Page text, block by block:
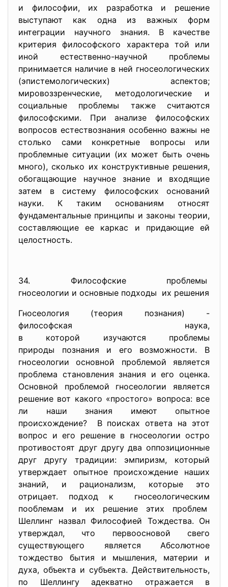
и философии, их разработка и решение
выступают как одна из важных форм
интеграции научного знания. В качестве
критерия философского характера той или
иной естественно-научной проблемы
принимается наличие в ней гносеологических
(эпистемологических) аспектов;
мировоззренческие, методологические и
социальные проблемы также считаются
философскими. При анализе философских
вопросов естествознания особенно важны не
столько сами конкретные вопросы или
проблемные ситуации (их может быть очень
много), сколько их конструктивные решения,
обогащающие научное знание и входящие
затем в систему философских оснований
науки. К таким основаниям относят
фундаментальные принципы и законы теории,
составляющие ее каркас и придающие ей
целостность.
34. Философские проблемы
гносеологии и основные подходы их решения
Гносеология (теория познания) -
философская наука,
в которой изучаются проблемы
природы познания и его возможности. В
гносеологии основной проблемой является
проблема становления знания и его оценка.
Основной проблемой гносеологии является
решение вот какого «простого» вопроса: все
ли наши знания имеют опытное
происхождение? В поисках ответа на этот
вопрос и его решение в гносеологии остро
противостоят друг другу два оппозиционные
друг другу традиции: эмпиризм, который
утверждает опытное происхождение наших
знаний, и рационализм, которые это
отрицает. подход к гносеологическим
пооблемам и их решение этих проблем
Шеллинг назвал Философией Тождества. Он
утверждал, что первоосновой свего
существующего является Абсолютное
тождество бытия и мышления, материи и
духа, объекта и субъекта. Действительность,
по Шеллингу адекватно отражается в